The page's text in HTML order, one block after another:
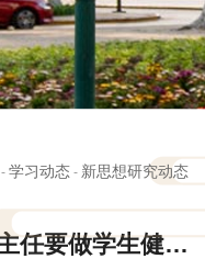
- 学习动态 - 新思想研究动态
【光明日报】吴秋翔：班主任要做学生健康成长引路人